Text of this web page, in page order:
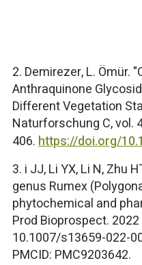
2. Demirezer, L. Ömür.
Anthraquinone
Different Vegetation
Naturforschung C, vol.
406.https://doi.org/
3. i JJ, Li YX, Li N, Zhu
genus Rumex
phytochemical and
Prod Bioprospect.
10.1007/s13659-022-
PMCID: PMC9203642.